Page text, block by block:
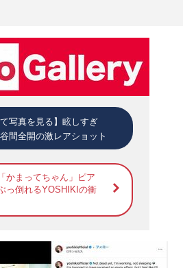
て写真を見る】眩しすぎ
間全開の激レアショット
かまってちゃん」ピア
っ倒れるYOSHIKIの衝